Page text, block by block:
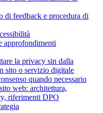
di feedback e procedura di
approfondimenti
la privacy sin dalla
sito o servizio digitale
quando necessario
web: architettura,
riferimenti DPO